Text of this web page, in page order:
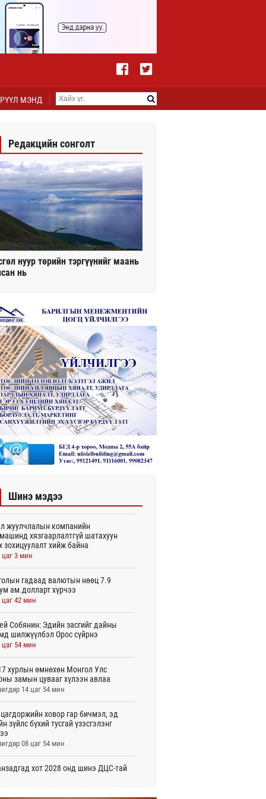
МЭНД
Редакцийн сонголт
нуур төрийн тэргүүнийг маань
нь
Шинэ мэдээ
жуулчлалын компанийн
хязгаарлалтгүй шатахуун
зохицуулалт хийж байна
цаг 3 мин
гадаад валютын нөөц 7.9
ам.долларт хүрчээ
цаг 42 мин
Собянин: Эдийн засгийг дайны
шилжүүлбэл Орос сүйрнэ
цаг 54 мин
хурлын өмнөхөн Монгол Улс
замын цувааг хүлээн авлаа
14 цаг 54 мин
ховор гар бичмэл, эд
зүйлс бүхий тусгай үзэсгэлэнг
08 цаг 54 мин
хот 2028 онд шинэ ДЦС-тай